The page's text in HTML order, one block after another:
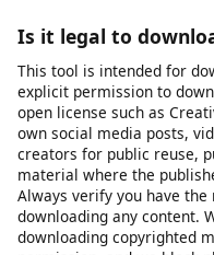
Выберите подходящее
Нажмите «Скачать
Безопасен ли
Да. Наш инструмент
файлы на наших
Is it legal to